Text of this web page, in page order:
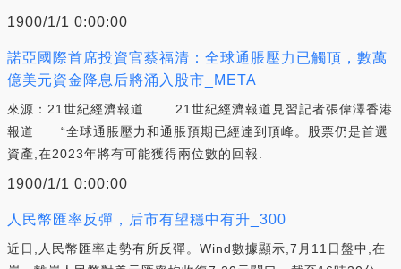
1900/1/1 0:00:00
諾亞國際首席投資官蔡福清：全球通脹壓力已觸頂，數萬
億美元資金降息后將涌入股市_META
來源：21世紀經濟報道 21世紀經濟報道見習記者張偉澤香港
報道 “全球通脹壓力和通脹預期已經達到頂峰。股票仍是首選
資產,在2023年將有可能獲得兩位數的回報.
1900/1/1 0:00:00
人民幣匯率反彈，后市有望穩中有升_300
近日,人民幣匯率走勢有所反彈。Wind數據顯示,7月11日盤中,在